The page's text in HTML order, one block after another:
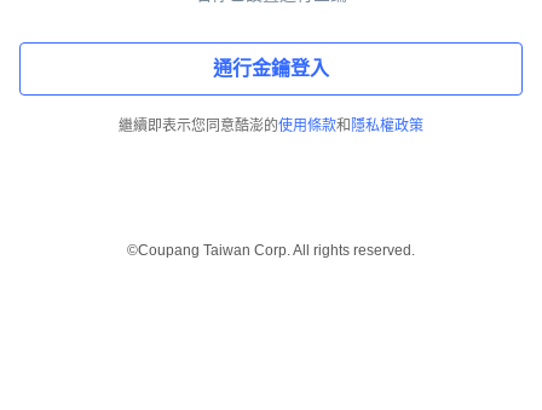
通行金鑰登入
繼續即表示您同意酷澎的使用條款和 隱私權政策
©Coupang Taiwan Corp. All rights reserved.